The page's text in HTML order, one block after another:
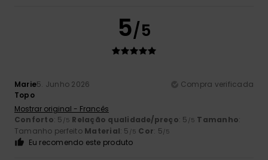
5/5
Marie5. Junho 2026
Compra verificada
Topo
Mostrar original - Francês
Conforto: 5 /5 Relação qualidade/preço: 5 /5 Tamanho:
Tamanho perfeito Material: 5 /5 Cor: 5/5
Eu recomendo este produto